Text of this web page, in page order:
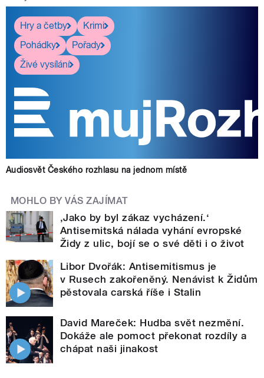
Hry a četby
Krimi
Pohádky
Pořady
Živé vysílání
Audiosvět Českého rozhlasu na jednom místě
MOHLO BY VÁS ZAJÍMAT
‚Jako by byl zákaz vycházení.‘
Antisemitská nálada vyhání evropské
Židy z ulic, bojí se o své děti i o život
Libor Dvořák: Antisemitismus je
v Rusech zakořeněný. Nenávist k Židům
pěstovala carská říše i Stalin
David Mareček: Hudba svět nezmění.
Dokáže ale pomoct překonat rozdíly a
chápat naši jinakost